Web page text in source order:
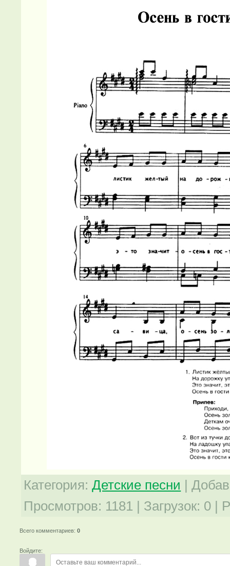
Категория: Детские песни |
Просмотров: 1181 | Загрузок: 0 |
Всего комментариев:0
Войдите: